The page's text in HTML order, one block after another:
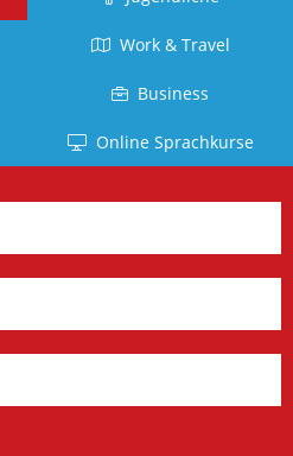
Work & Travel
Business
Online Sprachkurse
Republik
Brasilien
Deutsch
Deutschland
Japanisch
Japan
Vietnam
Lettland